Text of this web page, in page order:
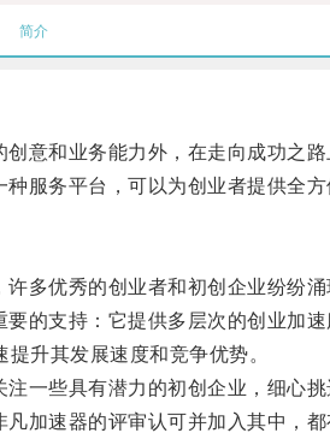
简介
和业务能力外，在走向成功之路
务平台，可以为创业者提供全方
优秀的创业者和初创企业纷纷涌
支持：它提供多层次的创业加速
升其发展速度和竞争优势。
些具有潜力的初创企业，细心挑
速器的评审认可并加入其中，都